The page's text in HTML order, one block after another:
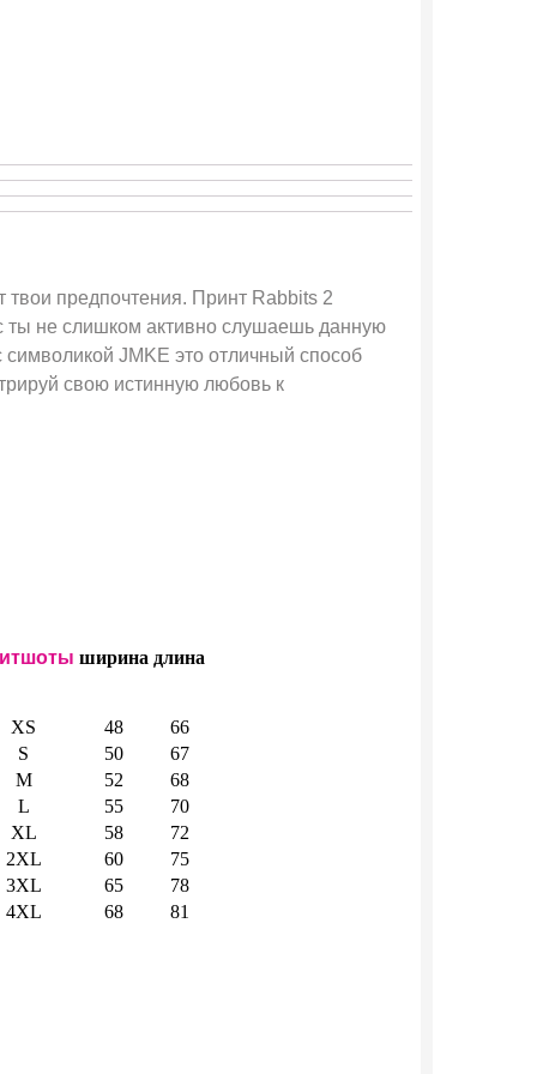
предпочтения. Принт Rabbits 2
ты не слишком активно слушаешь данную
JMKE это отличный способ
свою истинную любовь к
ширина длина
XS 48
66
S
50
67
M
52
68
L
55
70
XL
58
72
2XL
60
75
3XL
65
78
4XL
68 81